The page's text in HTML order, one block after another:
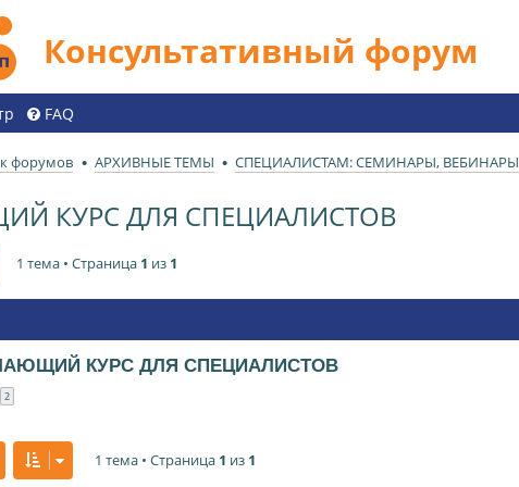
Консультативный форум
FAQ
форумов АРХИВНЫЕ ТЕМЫ СПЕЦИАЛИСТАМ: СЕМИНАРЫ, ВЕБИНАРЫ
КУРС ДЛЯ СПЕЦИАЛИСТОВ
1 тема • Страница 1 из 1
КУРС ДЛЯ СПЕЦИАЛИСТОВ
2
1 тема • Страница 1 из 1